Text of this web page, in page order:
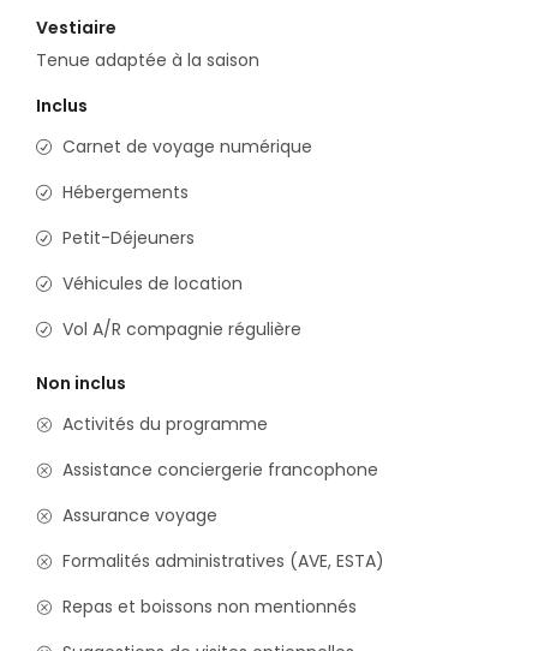
Vestiaire
Tenue adaptée à la saison
Inclus
Carnet de voyage numérique
Hébergements
Petit-Déjeuners
Véhicules de location
Vol A/R compagnie régulière
Non inclus
Activités du programme
Assistance conciergerie francophone
Assurance voyage
Formalités administratives (AVE, ESTA)
Repas et boissons non mentionnés